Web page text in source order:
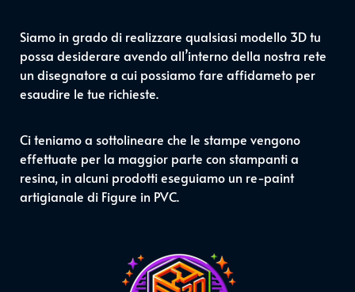
Siamo in grado di realizzare qualsiasi modello 3D tu
possa desiderare avendo all’interno della nostra rete
un disegnatore a cui possiamo fare affidameto per
esaudire le tue richieste.
Ci teniamo a sottolineare che le stampe vengono
effettuate per la maggior parte con stampanti a
resina, in alcuni prodotti eseguiamo un re-paint
artigianale di Figure in PVC.